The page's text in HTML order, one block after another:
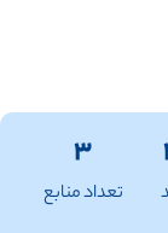
۳
تعداد منابع